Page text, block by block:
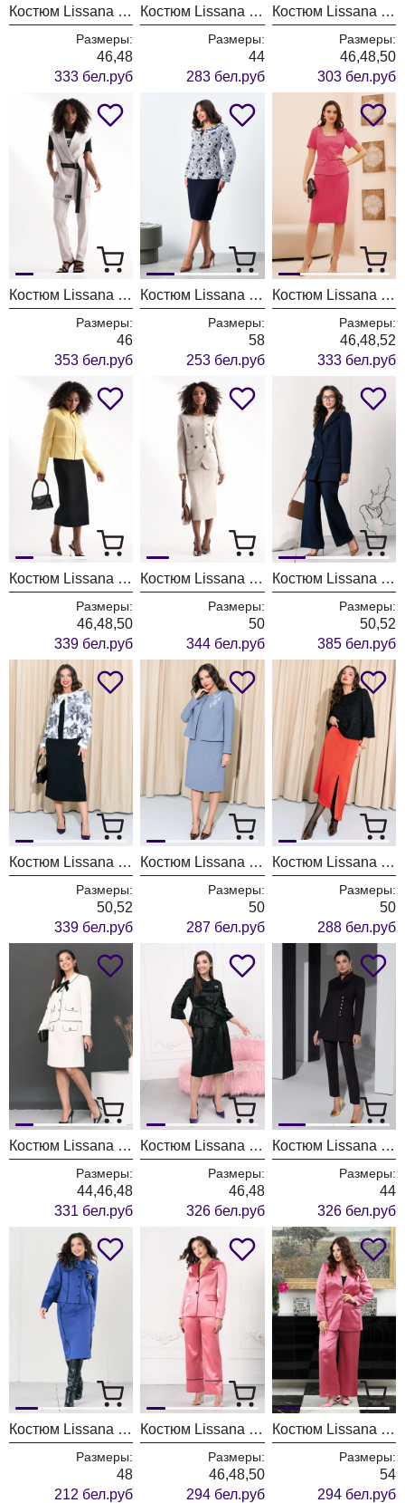
Костюм Lissana 5010 лавандовый
Размеры:
46,48
333 бел.руб
Костюм Lissana 4916 малиновый
Размеры:
44
283 бел.руб
Костюм Lissana 4882/1
Размеры:
46,48,50
303 бел.руб
Костюм Lissana 4915
Размеры:
46
353 бел.руб
Костюм Lissana 4996
Размеры:
58
253 бел.руб
Костюм Lissana 5010
Размеры:
46,48,52
333 бел.руб
Костюм Lissana 5002
Размеры:
46,48,50
339 бел.руб
Костюм Lissana 5006
Размеры:
50
344 бел.руб
Костюм Lissana 4958
Размеры:
50,52
385 бел.руб
Костюм Lissana 4981
Размеры:
50,52
339 бел.руб
Костюм Lissana 4975
Размеры:
50
287 бел.руб
Костюм Lissana 4989
Размеры:
50
288 бел.руб
Костюм Lissana 4968
Размеры:
44,46,48
331 бел.руб
Костюм Lissana 4956
Размеры:
46,48
326 бел.руб
Костюм Lissana 4957
Размеры:
44
326 бел.руб
Костюм Lissana 4953
Размеры:
48
212 бел.руб
Костюм Lissana 4952
Размеры:
46,48,50
294 бел.руб
Костюм Lissana 4947
Размеры:
54
294 бел.руб